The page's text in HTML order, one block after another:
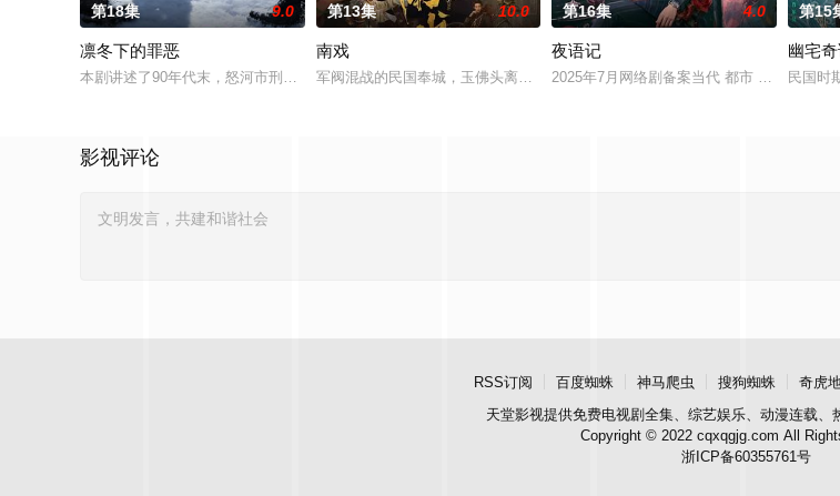
第18集 9.0
凛冬下的罪恶
本剧讲述了90年代末，怒河市刑侦支队在无普及监控、无DNA鉴定技术的支持下，通过摸排、勘查等传统刑侦手段，接
第13集 10.0
南戏
军阀混战的民国奉城，玉佛头离奇失窃，戏班主横尸戏台，将冷血少帅许又安与
第16集 4.0
夜语记
2025年7月网络剧备案当代 都市 海南越酷文
第15
幽宅
民国时
影视评论
RSS订阅 百度蜘蛛 神马爬虫 搜狗蜘蛛 奇虎
天堂影视提供免费电视剧全集、综艺娱乐、动漫连载、
Copyright © 2022 cqxqgjg.com All
浙ICP备60355761号